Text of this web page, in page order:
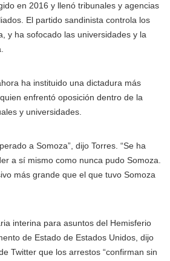
en 2016 y llenó tribunales y agencias
El partido sandinista controla los
y ha sofocado las universidades y la
ha instituido una dictadura más
enfrentó oposición dentro de la
y universidades.
a Somoza”, dijo Torres. “Se ha
a sí mismo como nunca pudo Somoza.
más grande que el que tuvo Somoza
interina para asuntos del Hemisferio
de Estado de Estados Unidos, dijo
Twitter que los arrestos “confirman sin